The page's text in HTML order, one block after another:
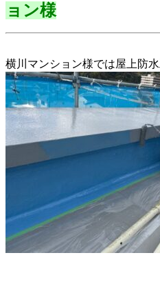
ョン様
横川マンション様では屋上防水